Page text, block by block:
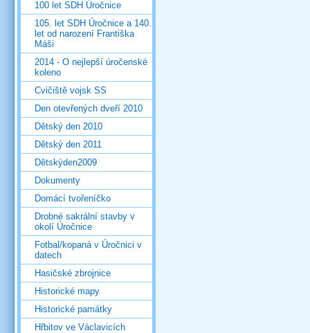
100 let SDH Úročnice
105. let SDH Úročnice a 140.
let od narození Františka
Máši
2014 - O nejlepší úročenské
koleno
Cvičiště vojsk SS
Den otevřených dveří 2010
Dětský den 2010
Dětský den 2011
Dětskýden2009
Dokumenty
Domácí tvořeníčko
Drobné sakrální stavby v
okolí Úročnice
Fotbal/kopaná v Úročnici v
datech
Hasičské zbrojnice
Historické mapy
Historické památky
Hřbitov ve Václavicích